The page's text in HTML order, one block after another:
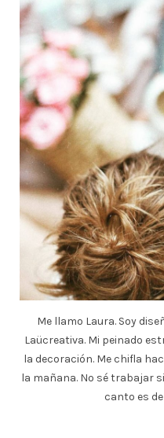
Me llamo Laura. Soy
Laücreativa. Mi peinado
la decoración. Me chifla
la mañana. No sé trabajar
canto es